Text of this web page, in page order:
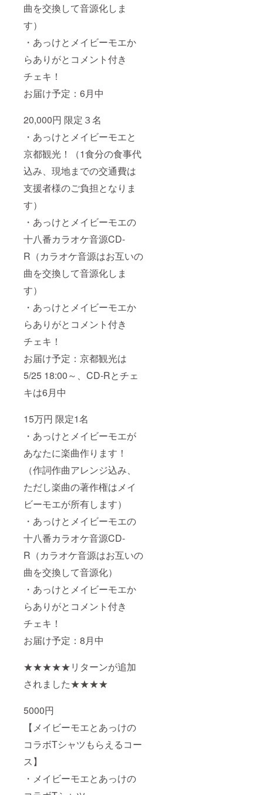
曲を交換して音源化しま
す）
・あっけとメイビーモエか
らありがとコメント付き
チェキ！
お届け予定：6月中
20,000円 限定３名
・あっけとメイビーモエと
京都観光！（1食分の食事代
込み、現地までの交通費は
支援者様のご負担となりま
す）
・あっけとメイビーモエの
十八番カラオケ音源CD-
R（カラオケ音源はお互いの
曲を交換して音源化しま
す）
・あっけとメイビーモエか
らありがとコメント付き
チェキ！
お届け予定：京都観光は
5/25 18:00～、CD-Rとチェ
キは6月中
15万円 限定1名
・あっけとメイビーモエが
あなたに楽曲作ります！
（作詞作曲アレンジ込み、
ただし楽曲の著作権はメイ
ビーモエが所有します）
・あっけとメイビーモエの
十八番カラオケ音源CD-
R（カラオケ音源はお互いの
曲を交換して音源化）
・あっけとメイビーモエか
らありがとコメント付き
チェキ！
お届け予定：8月中
★★★★★リターンが追加
されました★★★★
5000円
【メイビーモエとあっけの
コラボTシャツもらえるコー
ス】
・メイビーモエとあっけの